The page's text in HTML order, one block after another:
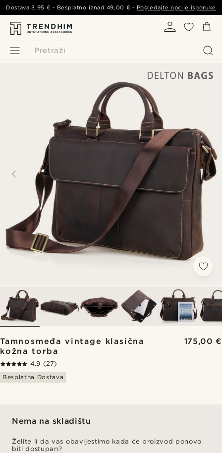
Pretraži
Dostava3,95 € - Besplatno iznad 49,00 € - Pogledajte opcije isporuke
Tamnosmeđa vintage klasična
kožna torba
175,00 €
4.9 (27)
Besplatna Dostava
Nema na skladištu
Želite li da vas obavijestimo kada će proizvod ponovo
biti dostupan?